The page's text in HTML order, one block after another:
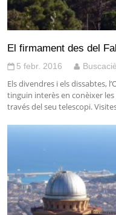
El firmament des del
5 febr. 2016
Els divendres i els dissabtes,
tinguin interès en conèixer
través del seu telescopi.